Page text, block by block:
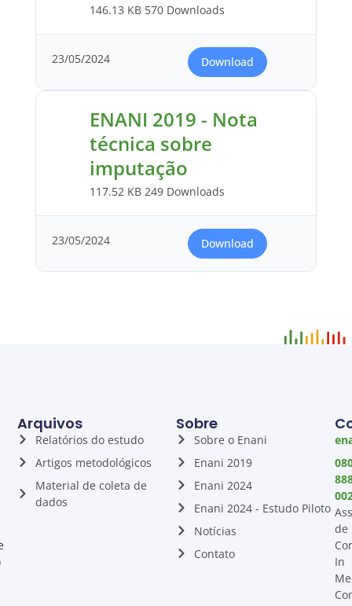
146.13 KB 570 Downloads
23/05/2024 Download
ENANI 2019 - Nota
técnica sobre
imputação
117.52 KB 249 Downloads
23/05/2024 Download
Sobre
Sobre o Enani
Enani 2019
Enani 2024
Enani 2024 - Estudo Piloto
Notícias
Contato
Arquivos
Relatórios do estudo
Artigos metodológicos
Material de coleta de
dados
de
In